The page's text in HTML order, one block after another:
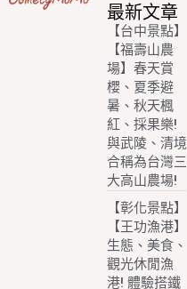
最新文章
【台中景點】
【福壽山農
場】春天賞
櫻、夏季避
暑、秋天楓
紅、採果樂!
與武陵、清境
合稱為台灣三
大高山農場!
【彰化景點】
【王功漁港】
生態、美食、
觀光休閒漁
港! 體驗搭鐵